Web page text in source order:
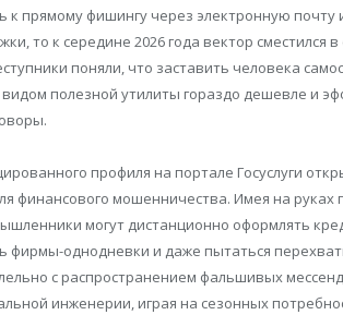
к прямому фишингу через электронную
то к середине 2026 года вектор
поняли, что заставить человека
полезной утилиты гораздо дешевле и
профиля на портале Госуслуги
финансового мошенничества. Имея на
могут дистанционно оформлять
фирмы-однодневки и даже пытаться
с распространением фальшивых
инженерии, играя на сезонных